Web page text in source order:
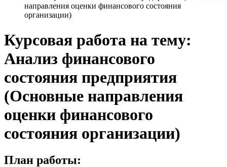
направления оценки финансового состояния
организации)
Курсовая работа на тему:
Анализ финансового
состояния предприятия
(Основные направления
оценки финансового
состояния организации)
План работы: